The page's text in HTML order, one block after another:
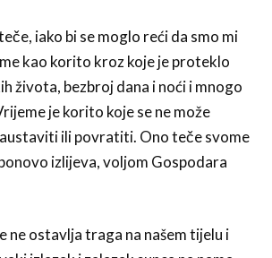
iako bi se moglo reći da smo mi
kao korito kroz koje je proteklo
života, bezbroj dana i noći i mnogo
je korito koje se ne može
ili povratiti. Ono teče svome
izlijeva, voljom Gospodara
ne ostavlja traga na našem tijelu i